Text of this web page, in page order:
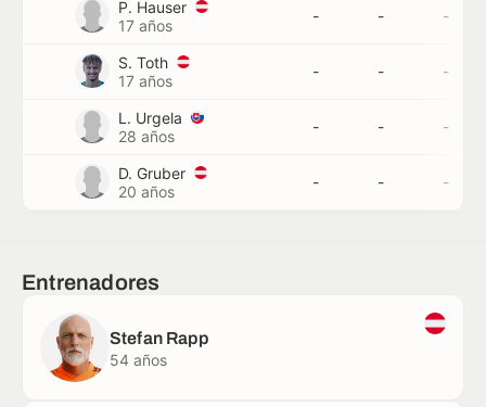
P. Hauser
17 años
- - -
S. Toth
17 años
- - -
L. Urgela
28 años
- - -
D. Gruber
20 años
- - -
Entrenadores
Stefan Rapp
54 años